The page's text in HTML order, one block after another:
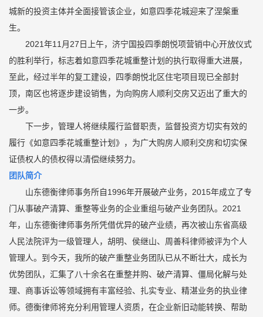
城新的投资主体并全面接管该企业，如意四季花城迎来了涅槃重
生。
2021年11月27日上午，济宁国投四季朗悦项营销中心开放仪式
的胜利举行，标志着如意四季花城重整计划的执行取得重大进展，
至此，经过半年的复工建设，四季朗悦北区住宅项目现已全部封
顶，南区也将逐步建设销售，为向购房人顺利交房又迈出了重大的
一步。
下一步，管理人将继续履行监督职责，监督投资方切实有效的
履行《如意四季花城重整计划》，为广大购房人顺利交房和切实保
证债权人的债权得以清偿继续努力。
团队简介
山东德衡律师事务所自1996年开展破产业务，2015年成立了专
门从事破产清算、重整等业务的企业重组与破产业务团队。2021
年，山东德衡律师事务所凭借优异的破产业绩，再次被山东省高级
人民法院评为一级管理人，胡明、侯继山、周善科律师被评为个人
管理人。到今天，我所的破产重整业务团队已从不断壮大，成长为
优势团队，汇集了八十余名在重整并购、破产清算、僵局化解与处
理、商事诉讼等领域拥有丰富经验、扎实专业、精湛业务的执业律
师。德衡律师将充分利用管理人资质，在企业新旧动能转换、帮助